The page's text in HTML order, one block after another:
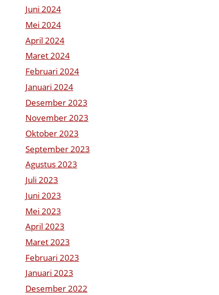
Juni 2024
Mei 2024
April 2024
Maret 2024
Februari 2024
Januari 2024
Desember 2023
November 2023
Oktober 2023
September 2023
Agustus 2023
Juli 2023
Juni 2023
Mei 2023
April 2023
Maret 2023
Februari 2023
Januari 2023
Desember 2022